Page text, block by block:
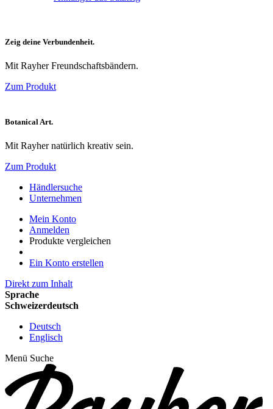
Zeig deine Verbundenheit.
Mit Rayher Freundschaftsbändern.
Zum Produkt
Botanical Art.
Mit Rayher natürlich kreativ sein.
Zum Produkt
Händlersuche
Unternehmen
Mein Konto
Anmelden
Produkte vergleichen
Ein Konto erstellen
Direkt zum Inhalt
Sprache
Schweizerdeutsch
Deutsch
Englisch
Menü Suche